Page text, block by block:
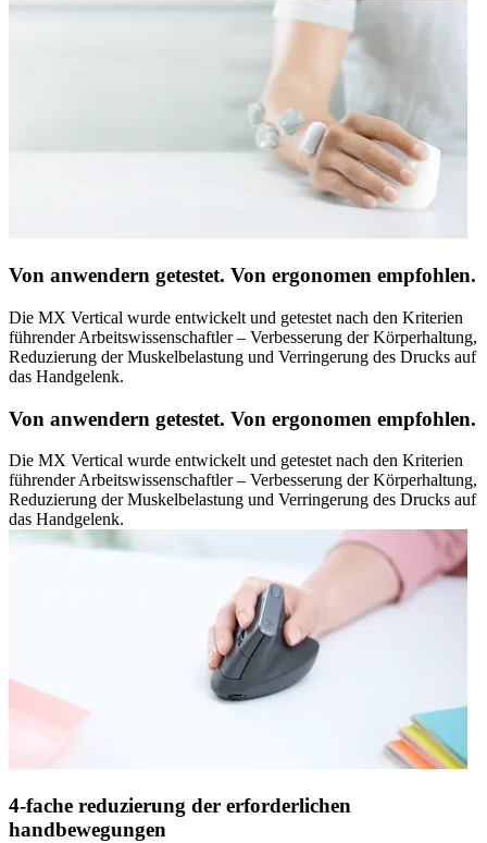
Von anwendern getestet. Von ergonomen empfohlen.
Die MX Vertical wurde entwickelt und getestet nach den Kriterien
führender Arbeitswissenschaftler – Verbesserung der Körperhaltung,
Reduzierung der Muskelbelastung und Verringerung des Drucks auf
das Handgelenk.
Von anwendern getestet. Von ergonomen empfohlen.
Die MX Vertical wurde entwickelt und getestet nach den Kriterien
führender Arbeitswissenschaftler – Verbesserung der Körperhaltung,
Reduzierung der Muskelbelastung und Verringerung des Drucks auf
das Handgelenk.
4-fache reduzierung der erforderlichen
handbewegungen